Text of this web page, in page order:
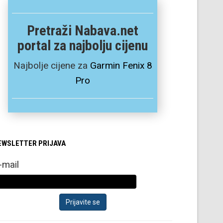
Pretraži Nabava.net
portal za najbolju cijenu
Najbolje cijene za Garmin Fenix 8
Pro
PRIJAVA